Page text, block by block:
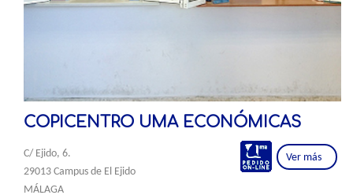
COPICENTRO UMA ECONÓMICAS
C/ Ejido, 6.
29013 Campus de El Ejido
MÁLAGA
Ver más